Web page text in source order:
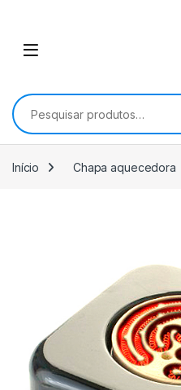
Pesquisar por:
Início Chapa aquecedora